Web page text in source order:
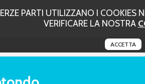
PARTI UTILIZZANO I COOKIES
VERIFICARE LA NOSTRA
ACCETTA